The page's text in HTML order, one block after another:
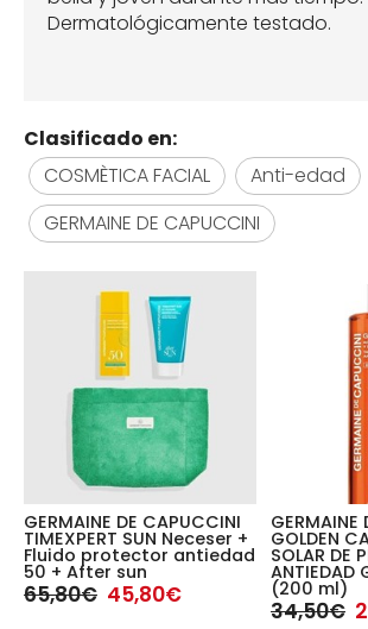
Dermatológicamente testado.
Clasificado en:
COSMÈTICA FACIAL
Anti-edad
GERMAINE DE CAPUCCINI
GERMAINE DE CAPUCCINI
TIMEXPERT SUN Neceser +
Fluido protector antiedad
50 + After sun
65,80€ 45,80€
GERMAINE
GOLDEN
SOLAR DE
ANTIEDAD
(200 ml)
34,50€